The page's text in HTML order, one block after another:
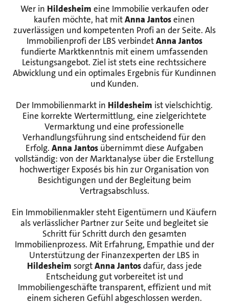
Wer in Hildesheim eine Immobilie verkaufen oder
kaufen möchte, hat mitAnna Jantoseinen
zuverlässigen und kompetenten Profi an der Seite. Als
Immobilienprofi der LBS verbindetAnna Jantos
fundierte Marktkenntnis mit einem umfassenden
Leistungsangebot. Ziel ist stets eine rechtssichere
Abwicklung und ein optimales Ergebnis für Kundinnen
und Kunden.
Der Immobilienmarkt in Hildesheim ist vielschichtig.
Eine korrekte Wertermittlung, eine zielgerichtete
Vermarktung und eine professionelle
Verhandlungsführung sind entscheidend für den
Erfolg. Anna Jantosübernimmt diese Aufgaben
vollständig: von der Marktanalyse über die Erstellung
hochwertiger Exposés bis hin zur Organisation von
Besichtigungen und der Begleitung beim
Vertragsabschluss.
Ein Immobilienmakler steht Eigentümern und Käufern
als verlässlicher Partner zur Seite und begleitet sie
Schritt für Schritt durch den gesamten
Immobilienprozess. Mit Erfahrung, Empathie und der
Unterstützung der Finanzexperten der LBS in
Hildesheim sorgtAnna Jantosdafür, dass jede
Entscheidung gut vorbereitet ist und
Immobiliengeschäfte transparent, effizient und mit
einem sicheren Gefühl abgeschlossen werden.